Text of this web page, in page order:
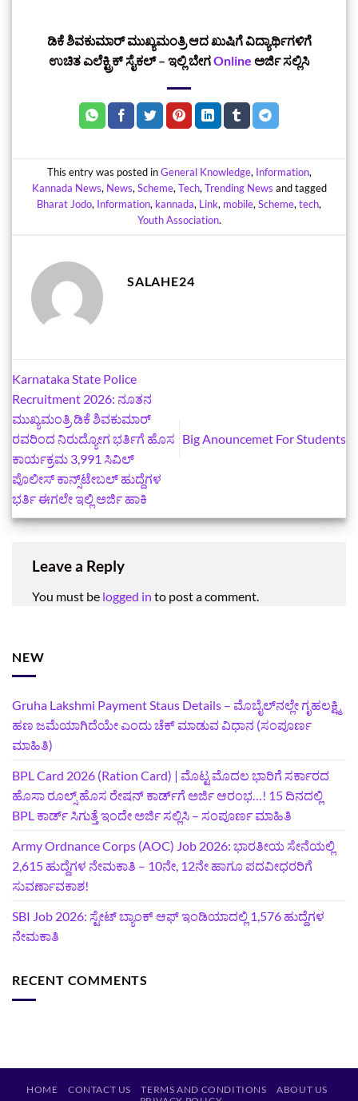
ಡಿಕೆ ಶಿವಕುಮಾರ್‌ ಮುಖ್ಯಮಂತ್ರಿ ಆದ ಖುಷಿಗೆ ವಿದ್ಯಾರ್ಥಿಗಳಿಗೆ
ಉಚಿತ ಎಲೆಕ್ಟ್ರಿಕ್ ಸೈಕಲ್ – ಇಲ್ಲಿ ಬೇಗOnline ಅರ್ಜಿ ಸಲ್ಲಿಸಿ
This entry was posted inGeneral Knowledge, Information,
Kannada News, News, Scheme, Tech, Trending News and tagged
Bharat Jodo, Information, kannada, Link, mobile, Scheme, tech,
Youth Association.
SALAHE24
Karnataka State Police
Recruitment 2026: ನೂತನ
ಮುಖ್ಯಮಂತ್ರಿ ಡಿಕೆ ಶಿವಕುಮಾರ್‌
ರವರಿಂದ ನಿರುದ್ಯೋಗ ಭರ್ತಿಗೆ ಹೊಸ
ಕಾರ್ಯಕ್ರಮ 3,991 ಸಿವಿಲ್
ಪೊಲೀಸ್ ಕಾನ್ಸ್‌ಟೇಬಲ್ ಹುದ್ದೆಗಳ
ಭರ್ತಿ ಈಗಲೇ ಇಲ್ಲಿ ಅರ್ಜಿ ಹಾಕಿ
Big Anouncemet For Students
Leave a Reply
You must be logged in to post a comment.
NEW
Gruha Lakshmi Payment Staus Details – ಮೊಬೈಲ್‌ನಲ್ಲೇ ಗೃಹಲಕ್ಷ್ಮಿ
ಹಣ ಜಮೆಯಾಗಿದೆಯೇ ಎಂದು ಚೆಕ್ ಮಾಡುವ ವಿಧಾನ (ಸಂಪೂರ್ಣ
ಮಾಹಿತಿ)
BPL Card 2026 (Ration Card) | ಮೊಟ್ಟ ಮೊದಲ ಭಾರಿಗೆ ಸರ್ಕಾರದ
ಹೊಸಾ ರೂಲ್ಸ್ ಹೊಸ ರೇಷನ್ ಕಾರ್ಡ್‌ಗೆ ಅರ್ಜಿ ಆರಂಭ…! 15 ದಿನದಲ್ಲಿ
BPL ಕಾರ್ಡ್ ಸಿಗುತ್ತೆ ಇಂದೇ ಅರ್ಜಿ ಸಲ್ಲಿಸಿ – ಸಂಪೂರ್ಣ ಮಾಹಿತಿ
Army Ordnance Corps (AOC) Job 2026: ಭಾರತೀಯ ಸೇನೆಯಲ್ಲಿ
2,615 ಹುದ್ದೆಗಳ ನೇಮಕಾತಿ – 10ನೇ, 12ನೇ ಹಾಗೂ ಪದವೀಧರರಿಗೆ
ಸುವರ್ಣಾವಕಾಶ!
SBI Job 2026: ಸ್ಟೇಟ್ ಬ್ಯಾಂಕ್ ಆಫ್ ಇಂಡಿಯಾದಲ್ಲಿ 1,576 ಹುದ್ದೆಗಳ
ನೇಮಕಾತಿ
RECENT COMMENTS
HOME CONTACT US TERMS AND CONDITIONS
ABOUT US